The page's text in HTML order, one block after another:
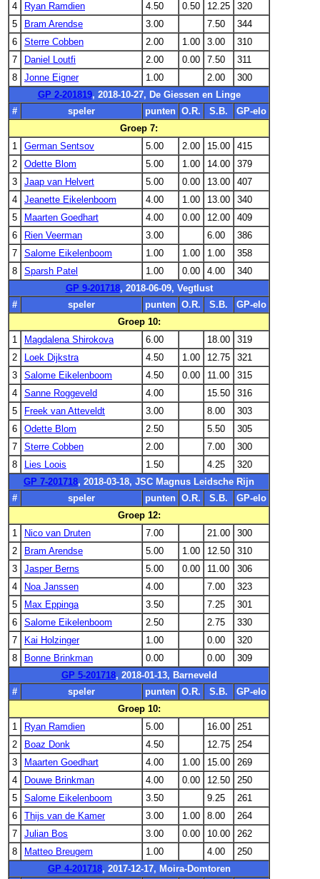
4
Ryan Ramdien 4.50 0.50 12.25
320
5
Bram Arendse 3.00 7.50
344
6
Sterre Cobben 2.00 1.00 3.00
310
7
Daniel Loutfi 2.00 0.00 7.50
311
8
Jonne Eigner 1.00 2.00
300
GP 2-201819, 2018-10-27, De Giessen en Linge
#
speler punten O.R. S.B.
GP-elo
Groep 7:
1
German Sentsov 5.00 2.00 15.00
415
2
Odette Blom 5.00 1.00 14.00
379
3
Jaap van Helvert 5.00 0.00 13.00
407
4
Jeanette Eikelenboom 4.00 1.00 13.00
340
5
Maarten Goedhart 4.00 0.00 12.00
409
6
Rien Veerman 3.00 6.00
386
7
Salome Eikelenboom 1.00 1.00 1.00
358
8
Sparsh Patel 1.00 0.00 4.00
340
GP 9-201718, 2018-06-09, Vegtlust
#
speler punten O.R. S.B.
GP-elo
Groep 10:
1
Magdalena Shirokova 6.00 18.00
319
2
Loek Dijkstra 4.50 1.00 12.75
321
3
Salome Eikelenboom 4.50 0.00 11.00
315
4
Sanne Roggeveld 4.00 15.50
316
5
Freek van Atteveldt 3.00 8.00
303
6
Odette Blom 2.50 5.50
305
7
Sterre Cobben 2.00 7.00
300
8
Lies Loois 1.50 4.25
320
GP 7-201718, 2018-03-18, JSC Magnus Leidsche Rijn
#
speler punten O.R. S.B.
GP-elo
Groep 12:
1
Nico van Druten 7.00 21.00
300
2
Bram Arendse 5.00 1.00 12.50
310
3
Jasper Berns 5.00 0.00 11.00
306
4
Noa Janssen 4.00 7.00
323
5
Max Eppinga 3.50 7.25
301
6
Salome Eikelenboom 2.50 2.75
330
7
Kai Holzinger 1.00 0.00
320
8
Bonne Brinkman 0.00 0.00
309
GP 5-201718, 2018-01-13, Barneveld
#
speler punten O.R. S.B.
GP-elo
Groep 10:
1
Ryan Ramdien 5.00 16.00
251
2
Boaz Donk 4.50 12.75
254
3
Maarten Goedhart 4.00 1.00 15.00
269
4
Douwe Brinkman 4.00 0.00 12.50
250
5
Salome Eikelenboom 3.50 9.25
261
6
Thijs van de Kamer 3.00 1.00 8.00
264
7
Julian Bos 3.00 0.00 10.00
262
8
Matteo Breugem 1.00 4.00
250
GP 4-201718, 2017-12-17, Moira-Domtoren